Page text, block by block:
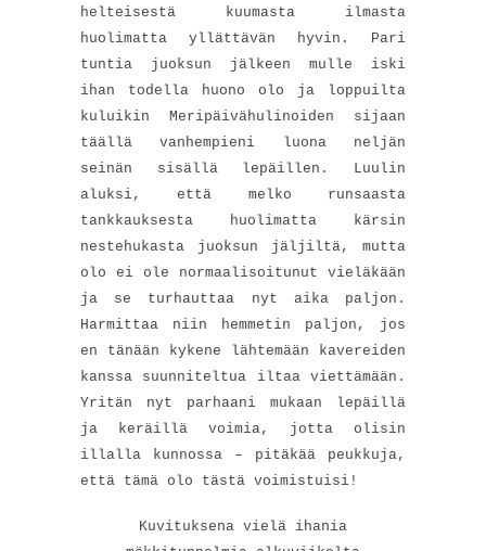
helteisestä kuumasta ilmasta
huolimatta yllättävän hyvin. Pari
tuntia juoksun jälkeen mulle iski
ihan todella huono olo ja loppuilta
kuluikin Meripäivähulinoiden sijaan
täällä vanhempieni luona neljän
seinän sisällä lepäillen. Luulin
aluksi, että melko runsaasta
tankkauksesta huolimatta kärsin
nestehukasta juoksun jäljiltä, mutta
olo ei ole normaalisoitunut vieläkään
ja se turhauttaa nyt aika paljon.
Harmittaa niin hemmetin paljon, jos
en tänään kykene lähtemään kavereiden
kanssa suunniteltua iltaa viettämään.
Yritän nyt parhaani mukaan lepäillä
ja keräillä voimia, jotta olisin
illalla kunnossa – pitäkää peukkuja,
että tämä olo tästä voimistuisi!
Kuvituksena vielä ihania